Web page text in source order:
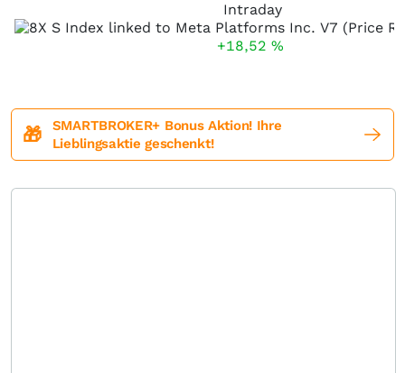
Intraday
+18,52 %
🎁
SMARTBROKER+ Bonus Aktion! Ihre
Lieblingsaktie geschenkt!